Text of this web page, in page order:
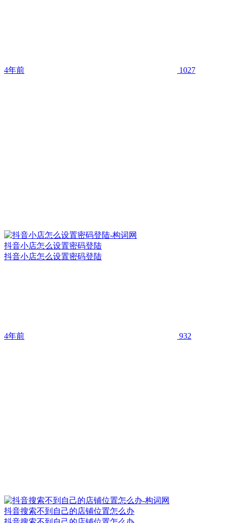
4年前 1027
抖音小店怎么设置密码登陆
抖音小店怎么设置密码登陆
4年前 932
抖音搜索不到自己的店铺位置怎么办